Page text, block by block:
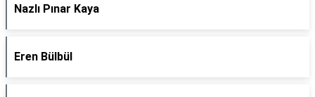
Nazlı Pınar Kaya
Eren Bülbül